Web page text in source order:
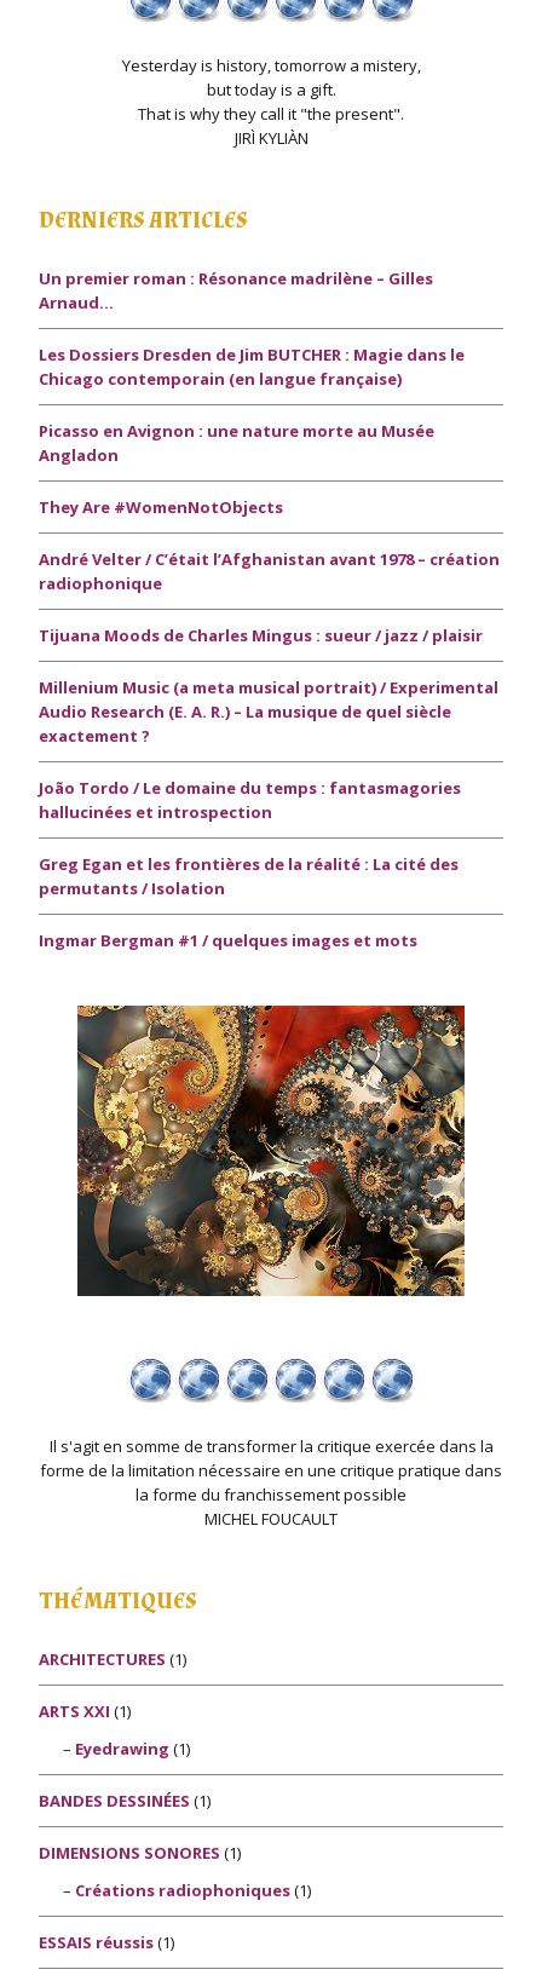
Yesterday is history, tomorrow a mistery,
but today is a gift.
That is why they call it "the present".
JIRÌ KYLIÀN
DERNIERS ARTICLES
Un premier roman : Résonance madrilène – Gilles
Arnaud…
Les Dossiers Dresden de Jim BUTCHER : Magie dans le
Chicago contemporain (en langue française)
Picasso en Avignon : une nature morte au Musée
Angladon
They Are #WomenNotObjects
André Velter / C’était l’Afghanistan avant 1978 – création
radiophonique
Tijuana Moods de Charles Mingus : sueur / jazz / plaisir
Millenium Music (a meta musical portrait) / Experimental
Audio Research (E. A. R.) – La musique de quel siècle
exactement ?
João Tordo / Le domaine du temps : fantasmagories
hallucinées et introspection
Greg Egan et les frontières de la réalité : La cité des
permutants / Isolation
Ingmar Bergman #1 / quelques images et mots
Il s'agit en somme de transformer la critique exercée dans la
forme de la limitation nécessaire en une critique pratique dans
la forme du franchissement possible
MICHEL FOUCAULT
THÉMATIQUES
ARCHITECTURES (1)
ARTS XXI (1)
Eyedrawing (1)
BANDES DESSINÉES (1)
DIMENSIONS SONORES (1)
Créations radiophoniques(1)
ESSAIS réussis(1)